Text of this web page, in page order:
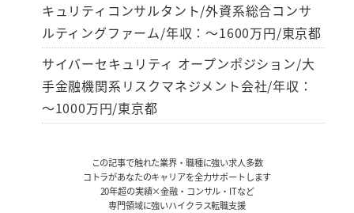
キュリティコンサルタント/外資系総合コンサ
ルティングファーム/年収：～1600万円/東京都
サイバーセキュリティ オープンポジション/大
手金融機関系リスクマネジメント会社/年収：
～1000万円/東京都
この記事で触れた業界・職種に強い求人多数
コトラがあなたのキャリアを全力サポートします
20年超の実績×金融・コンサル・ITなど
専門領域に強いハイクラス転職支援